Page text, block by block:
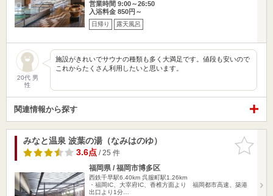
営業時間 9:00～26:50
入浴料金 850円～
日帰り 露天風呂
20代 男
性
施設がきれいでサウナの種類も多く大満足です。値段も安いので
これからたくさん利用したいと思います。
関連情報から探す
お気に入
りに追加
みなと温泉 波葉の湯（なみはのゆ）
3.6点/ 25 件
福岡県 / 福岡市博多区
西鉄千早駅6.40km 呉服町駅1.26km
・福岡IC、大宰府IC、香椎方面より 福岡都市高速、築港
出口より1分…